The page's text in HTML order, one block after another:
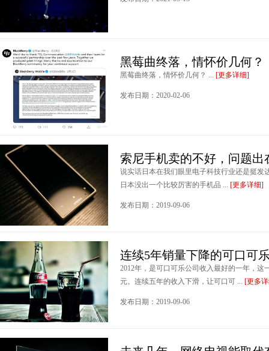
黑莓曲终落，情怀价几何？
黑莓曲终落，情怀价几何？ ... [更多详细]
发布日期：2020-02-06
索尼手机卖的不好，问题出
说实话日本在我们眼里电子科技行业还是挺发
日本没出一个比较厉害的手机品 ... [更多详细]
发布日期：2019-09-06
连续5年销量下降的可口可
2012年，是可口可乐公司收入最好的一年，这
元。连续五年的收入下滑，让可口可 ... [更多
发布日期：2019-09-06